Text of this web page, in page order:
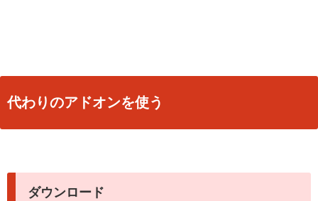
代わりのアドオンを使う
ダウンロード